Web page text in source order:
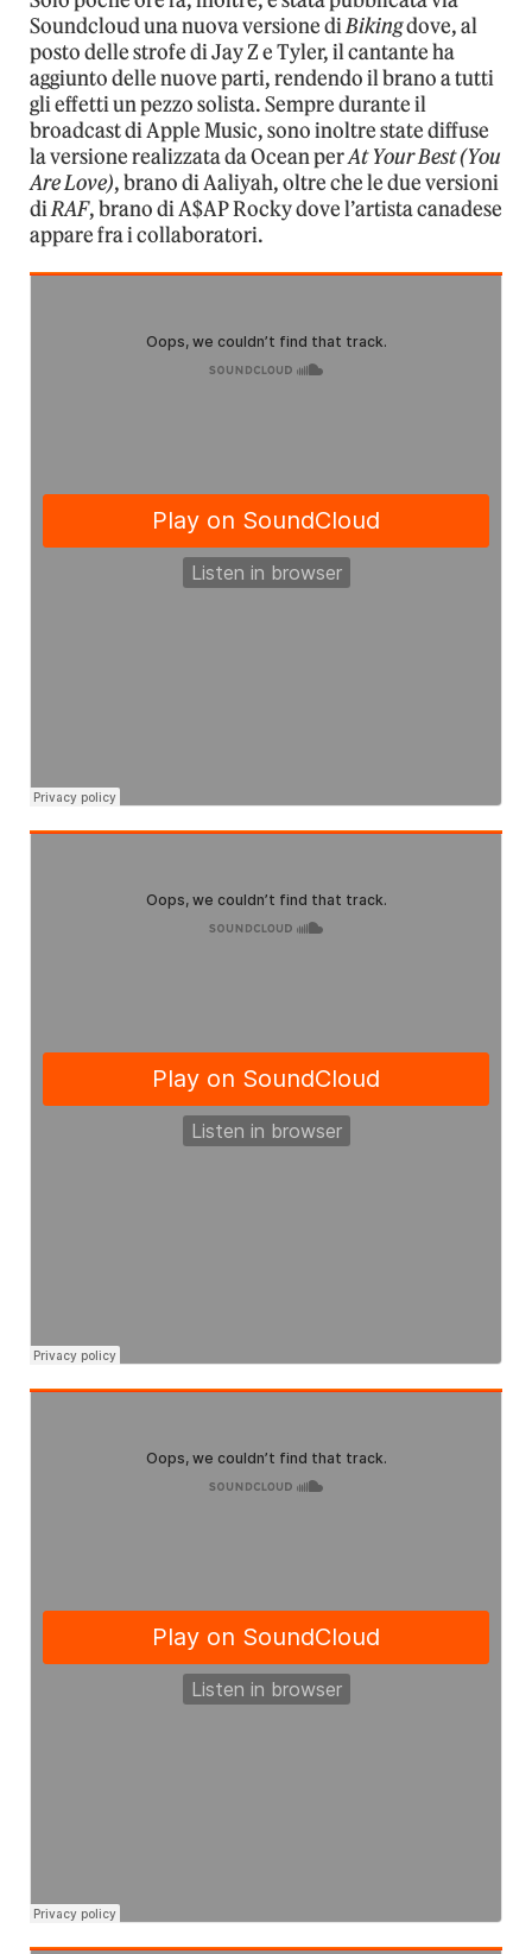
Soundcloud una nuova versione diBikingdove, al
posto delle strofe di Jay Z e Tyler, il cantante ha
aggiunto delle nuove parti, rendendo il brano a tutti
gli effetti un pezzo solista. Sempre durante il
broadcast di Apple Music, sono inoltre state diffuse
la versione realizzata da Ocean perAt Your Best (You
Are Love), brano di Aaliyah, oltre che le due versioni
diRAF, brano di A$AP Rocky dove l’artista canadese
appare fra i collaboratori.